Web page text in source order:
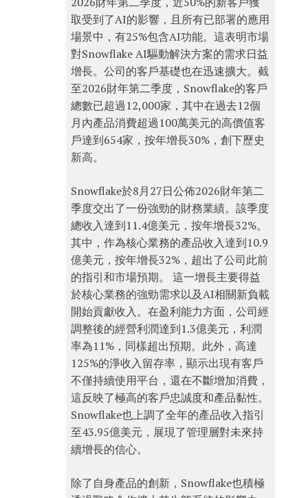
取受到了AI的影響，且所有已部署的應用
場景中，有25%包含AI功能。這表明市場
對Snowflake AI驅動解決方案的需求日益
增長。公司的客戶基礎也在迅速擴大。截
至2026財年第二季度，Snowflake的客戶
總數已超過12,000家，其中在過去12個
月內產品消費超過100萬美元的高價值客
戶達到654家，按年增長30%，創下歷史
新高。
Snowflake於8月27日公佈2026財年第二
季度交出了一份強勁的財務業績。該季度
總收入達到11.4億美元，按年增長32%。
其中，作為核心業務的產品收入達到10.9
億美元，按年增長32%，超出了公司此前
的指引和市場預期。 這一增長主要得益
於核心業務的強勁需求以及AI相關新負載
開始貢獻收入。在盈利能力方面，公司經
調整後的經營利潤達到1.3億美元，利潤
率為11%，同樣超出預期。此外，高達
125%的淨收入留存率，顯示出現有客戶
不僅持續使用平台，還在不斷增加消費，
這反映了極高的客戶忠誠度和產品黏性。
Snowflake也上調了全年的產品收入指引
至43.95億美元，展現了管理層對未來持
續增長的信心。
除了自身產品的創新，Snowflake也積極